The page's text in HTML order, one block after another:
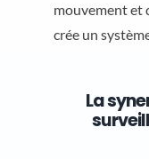
mouvement et
crée un
La